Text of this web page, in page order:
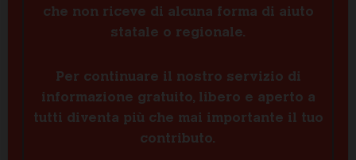
che non riceve di alcuna forma di aiuto
statale o regionale.
Per continuare il nostro servizio di
informazione gratuito, libero e aperto a
tutti diventa più che mai importante il tuo
contributo.